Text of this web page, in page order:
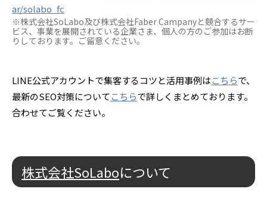
ar/solabo_fc
※株式会社SoLabo及び株式会社Faber Campanyと競合するサー
ビス、事業を展開されている企業さま、個人の方のご参加はお断
りしております。ご留意ください。
LINE公式アカウントで集客するコツと活用事例はこちらで、
最新のSEO対策についてこちらで詳しくまとめております。
合わせてご覧ください。
株式会社SoLaboについて